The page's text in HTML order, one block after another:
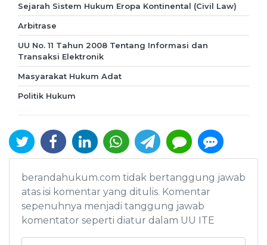
Sejarah Sistem Hukum Eropa Kontinental (Civil Law)
Arbitrase
UU No. 11 Tahun 2008 Tentang Informasi dan
Transaksi Elektronik
Masyarakat Hukum Adat
Politik Hukum
berandahukum.com tidak bertanggung jawab
atas isi komentar yang ditulis. Komentar
sepenuhnya menjadi tanggung jawab
komentator seperti diatur dalam UU ITE